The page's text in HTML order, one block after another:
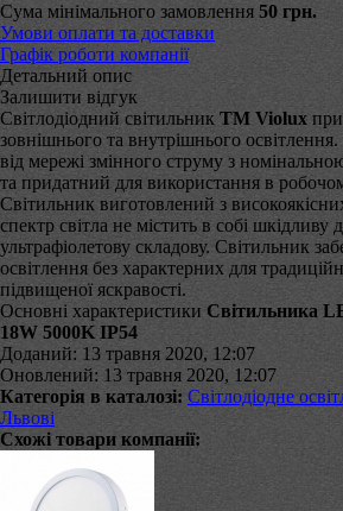
Сума мінімального замовлення 50 грн.
Умови оплати та доставки
Графік роботи компанії
Детальний опис
Залишити відгук
Світлодіодний світильник ТМ Violux
зовнішнього та внутрішнього
від мережі змінного струму з
та придатний для використання в
Світильник виготовлений з
спектр світла не містить в собі шкідливу
ультрафіолетову складову. Світильник
освітлення без характерних для
підвищеної яскравості.
Основні характеристики Світильника
18W 5000K IP54
Доданий: 13 травня 2020, 12:07
Оновлений: 13 травня 2020, 12:07
Категорія в каталозі: Світлодіодне
Львові
Схожі товари компанії: